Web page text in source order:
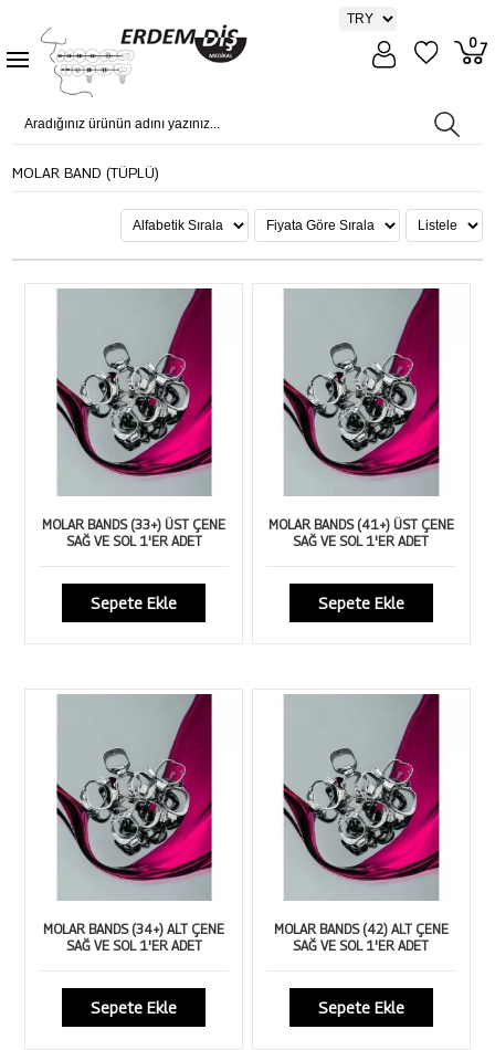
0
MOLAR BAND (TÜPLÜ)
MOLAR BANDS (33+) ÜST ÇENE
SAĞ VE SOL 1'ER ADET
Sepete Ekle
MOLAR BANDS (41+) ÜST ÇENE
SAĞ VE SOL 1'ER ADET
Sepete Ekle
MOLAR BANDS (34+) ALT ÇENE
SAĞ VE SOL 1'ER ADET
Sepete Ekle
MOLAR BANDS (42) ALT ÇENE
SAĞ VE SOL 1'ER ADET
Sepete Ekle